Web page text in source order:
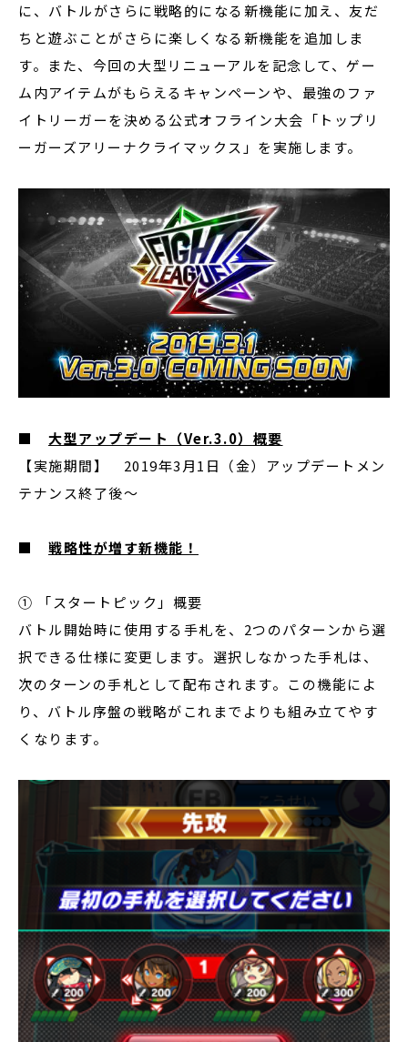
に、バトルがさらに戦略的になる新機能に加え、友だ
ちと遊ぶことがさらに楽しくなる新機能を追加しま
す。また、今回の大型リニューアルを記念して、ゲー
ム内アイテムがもらえるキャンペーンや、最強のファ
イトリーガーを決める公式オフライン大会「トップリ
ーガーズアリーナクライマックス」を実施します。
■ 大型アップデート（Ver.3.0）概要
【実施期間】 2019年3月1日（金）アップデートメン
テナンス終了後～
■ 戦略性が増す新機能！
① 「スタートピック」概要
バトル開始時に使用する手札を、2つのパターンから選
択できる仕様に変更します。選択しなかった手札は、
次のターンの手札として配布されます。この機能によ
り、バトル序盤の戦略がこれまでよりも組み立てやす
くなります。